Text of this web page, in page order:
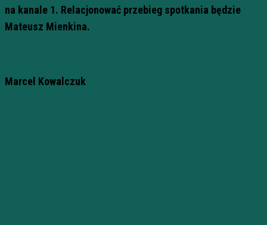
na kanale 1. Relacjonować przebieg spotkania będzie
Mateusz Mienkina.
Marcel Kowalczuk